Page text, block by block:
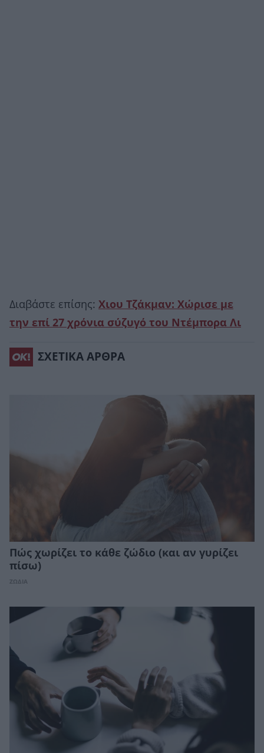
Διαβάστε επίσης: Χιου Τζάκμαν: Χώρισε με
την επί 27 χρόνια σύζυγό του Ντέμπορα Λι
ΣΧΕΤΙΚΑ ΑΡΘΡΑ
Πώς χωρίζει το κάθε ζώδιο (και αν γυρίζει
πίσω)
ΖΩΔΙΑ